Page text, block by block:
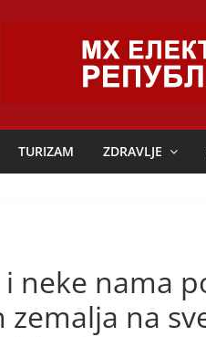
TURIZAM ZDRAVLJE
neke nama
zemalja na